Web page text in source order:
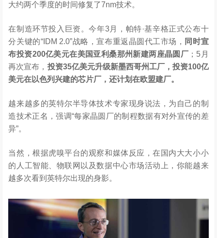
大约两个季度的时间修复了7nm技术。
在制造环节投入巨资。今年3月，帕特·基辛格正式公布十
分关键的“IDM 2.0”战略，宣布重返晶圆代工市场， 同时宣
布投资200亿美元在美国亚利桑那州新建两座晶圆厂 ；5月
再次宣布， 投资35亿美元升级新墨西哥州工厂，投资100亿
美元在以色列兴建的芯片厂，还计划在欧盟建厂。
越来越多的英特尔半导体技术专家现身说法，为自己的制
造技术正名，强调“每家晶圆厂的制程数据有对外宣传的差
异”。
当然，根据虎嗅平台的观察和媒体反应，在国内大大小小
的人工智能、物联网以及数据中心市场活动上，你能越来
越多次看到英特尔出现的身影。